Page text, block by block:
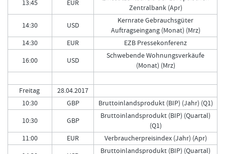
13:45
EUR
Zentralbank (Apr)
14:30
USD
Kernrate Gebrauchsgüter
Auftragseingang (Monat) (Mrz)
14:30
EUR
EZB Pressekonferenz
16:00
USD
Schwebende Wohnungsverkäufe
(Monat) (Mrz)
Freitag
28.04.2017
10:30
GBP
Bruttoinlandsprodukt (BIP) (Jahr) (Q1)
10:30
GBP
Bruttoinlandsprodukt (BIP) (Quartal)
(Q1)
11:00
EUR
Verbraucherpreisindex (Jahr) (Apr)
Bruttoinlandsprodukt (BIP) (Quartal)